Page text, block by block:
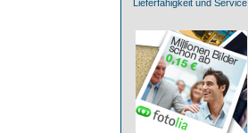
Lieferfähigkeit und Service.